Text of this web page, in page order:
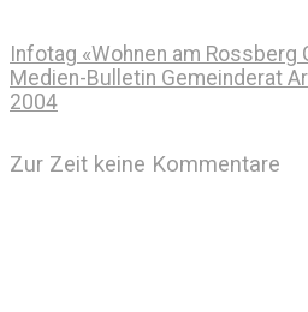
Infotag «Wohnen am Rossberg
Medien-Bulletin Gemeinderat
2004
Zur Zeit keine Kommentare